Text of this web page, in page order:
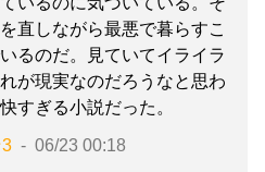
直しながら最悪で暮らすこ
るのだ。見ていてイライラ
が現実なのだろうなと思わ
すぎる小説だった。
06/23 00:18